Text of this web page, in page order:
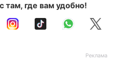
там, где вам удобно!